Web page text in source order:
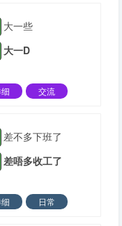
大一些
大一D
交流
差不多下班了
差唔多收工了
日常